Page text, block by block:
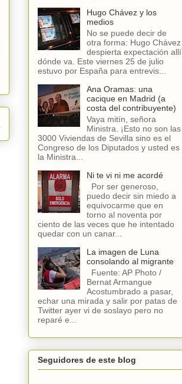
Hugo Chávez y los
medios
No se puede decir de
otra forma: Hugo Chávez
despierta expectación allí
dónde va. Este viernes 25 de julio
estuvo por España para entrevis...
Ana Oramas: una
cacique en Madrid (a
costa del contribuyente)
Vaya mitín, señora
Ministra. ¡Esto no son las
3000 Viviendas de Sevilla sino es el
Congreso de los Diputados y usted es
la Ministra...
Ni te vi ni me acordé
Por ser generoso,
puedo decir sin miedo a
equivocarme que en
torno al noventa por
ciento de las veces que he intentado
quedar con un canar...
La imagen de Luna
consolando al migrante
Fuente: AP Photo /
Bernat Armangue
Acostumbrado a pasar,
echar una mirada y salir por patas de
Twitter ayer vi de soslayo pero no
reparé e...
Seguidores de este blog